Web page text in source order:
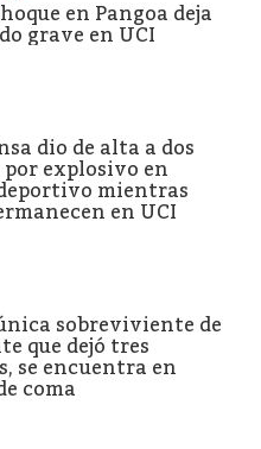
en Pangoa deja
grave en UCI
dio de alta a dos
explosivo en
mientras
en UCI
sobreviviente de
que dejó tres
se encuentra en
coma